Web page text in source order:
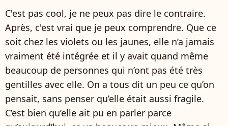
C'est pas cool, je ne peux pas dire le contraire.
Après, c'est vrai que je peux comprendre. Que ce
soit chez les violets ou les jaunes, elle n’a jamais
vraiment été intégrée et il y avait quand même
beaucoup de personnes qui n’ont pas été très
gentilles avec elle. On a tous dit un peu ce qu’on
pensait, sans penser qu’elle était aussi fragile.
C’est bien qu’elle ait pu en parler parce